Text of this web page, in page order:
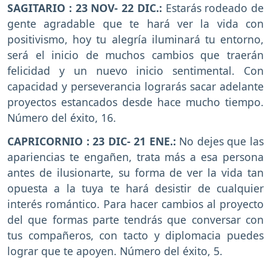
SAGITARIO : 23 NOV- 22 DIC.: Estarás rodeado de
gente agradable que te hará ver la vida con
positivismo, hoy tu alegría iluminará tu entorno,
será el inicio de muchos cambios que traerán
felicidad y un nuevo inicio sentimental. Con
capacidad y perseverancia lograrás sacar adelante
proyectos estancados desde hace mucho tiempo.
Número del éxito, 16.
CAPRICORNIO : 23 DIC- 21 ENE.: No dejes que las
apariencias te engañen, trata más a esa persona
antes de ilusionarte, su forma de ver la vida tan
opuesta a la tuya te hará desistir de cualquier
interés romántico. Para hacer cambios al proyecto
del que formas parte tendrás que conversar con
tus compañeros, con tacto y diplomacia puedes
lograr que te apoyen. Número del éxito, 5.